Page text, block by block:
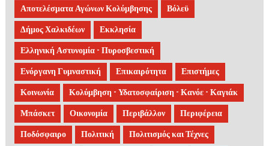
Αποτελέσματα Αγώνων Κολύμβησης Βόλεϋ
Δήμος Χαλκιδέων Εκκλησία
Ελληνική Αστυνομία - Πυροσβεστική
Ενόργανη Γυμναστική Επικαιρότητα Επιστήμες
Κοινωνία Κολύμβηση - Υδατοσφαίριση - Κανόε - Καγιάκ
Μπάσκετ Οικονομία Περιβάλλον Περιφέρεια
Ποδόσφαιρο Πολιτική Πολιτισμός και Τέχνες